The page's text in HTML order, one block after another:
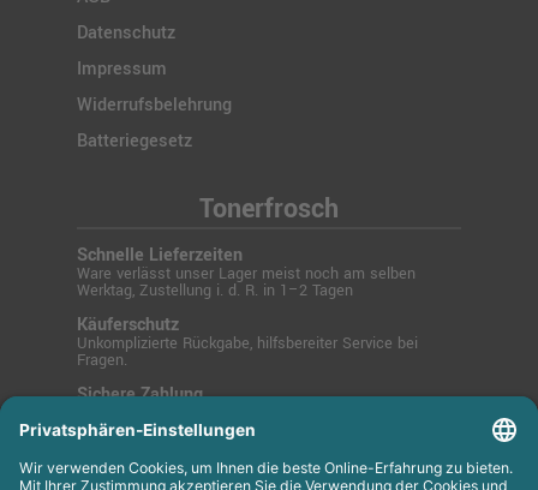
Datenschutz
Impressum
Widerrufsbelehrung
Batteriegesetz
Tonerfrosch
Schnelle Lieferzeiten
Ware verlässt unser Lager meist noch am selben
Werktag, Zustellung i. d. R. in 1–2 Tagen
Käuferschutz
Unkomplizierte Rückgabe, hilfsbereiter Service bei
Fragen.
Sichere Zahlung
oder Rechnung.